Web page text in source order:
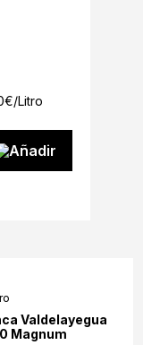
€/Litro
Añadir
Valdelayegua
Magnum